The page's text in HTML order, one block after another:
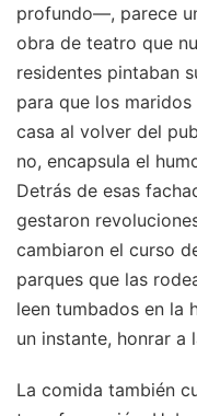
profundo—, parece
obra de teatro que
residentes pintaban
para que los
casa al volver del
no, encapsula el
Detrás de esas
gestaron
cambiaron el curso
parques que las
leen tumbados en la
un instante, honrar a
La comida también